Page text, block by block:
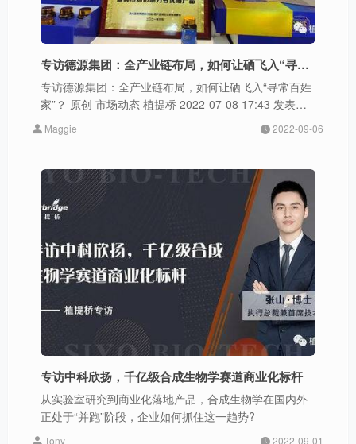
专访德源集团：全产业链布局，如何让硒飞入“寻常百姓家”？
专访德源集团：全产业链布局，如何让硒飞入“寻常百姓
家”？ 原创 市场动态 植提桥 2022-07-08 17:43 发表于
业端，但它的附加值源于精加工和服务端。
Maggie 2022-09-06
专访中科欣扬，千亿级合成生物学赛道商业化标杆
从实验室研究到商业化落地产品，合成生物学在国内外
正处于“并跑”阶段，企业如何抓住这一趋势?
Tony 2022-09-01